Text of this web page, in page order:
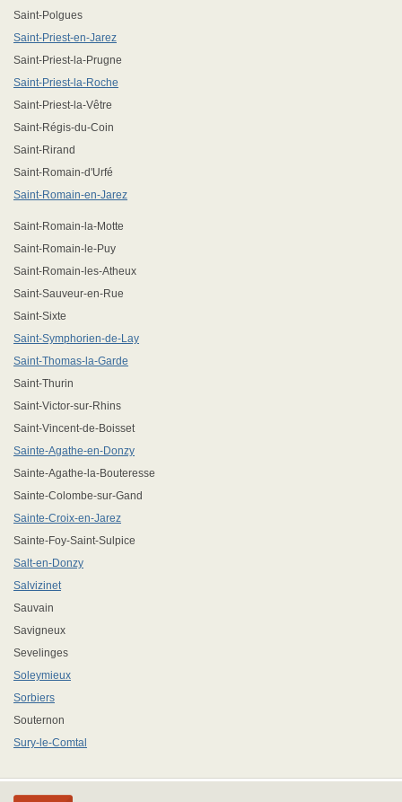
Saint-Polgues
Saint-Priest-en-Jarez
Saint-Priest-la-Prugne
Saint-Priest-la-Roche
Saint-Priest-la-Vêtre
Saint-Régis-du-Coin
Saint-Rirand
Saint-Romain-d'Urfé
Saint-Romain-en-Jarez
Saint-Romain-la-Motte
Saint-Romain-le-Puy
Saint-Romain-les-Atheux
Saint-Sauveur-en-Rue
Saint-Sixte
Saint-Symphorien-de-Lay
Saint-Thomas-la-Garde
Saint-Thurin
Saint-Victor-sur-Rhins
Saint-Vincent-de-Boisset
Sainte-Agathe-en-Donzy
Sainte-Agathe-la-Bouteresse
Sainte-Colombe-sur-Gand
Sainte-Croix-en-Jarez
Sainte-Foy-Saint-Sulpice
Salt-en-Donzy
Salvizinet
Sauvain
Savigneux
Sevelinges
Soleymieux
Sorbiers
Souternon
Sury-le-Comtal